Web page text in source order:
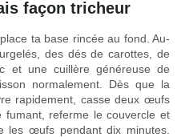
façon tricheur
ta base rincée au fond. Au-
des dés de carottes, de
et une cuillère généreuse de
normalement. Dès que la
rapidement, casse deux œufs
fumant, referme le couvercle et
les œufs pendant dix minutes.